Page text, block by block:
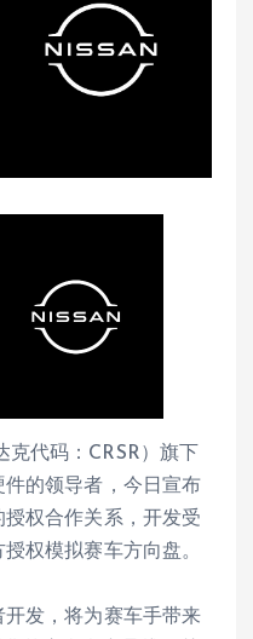
代码：CRSR）旗下
的领导者，今日宣布
权合作关系，开发受
权模拟赛车方向盘。
发，将为赛车手带来